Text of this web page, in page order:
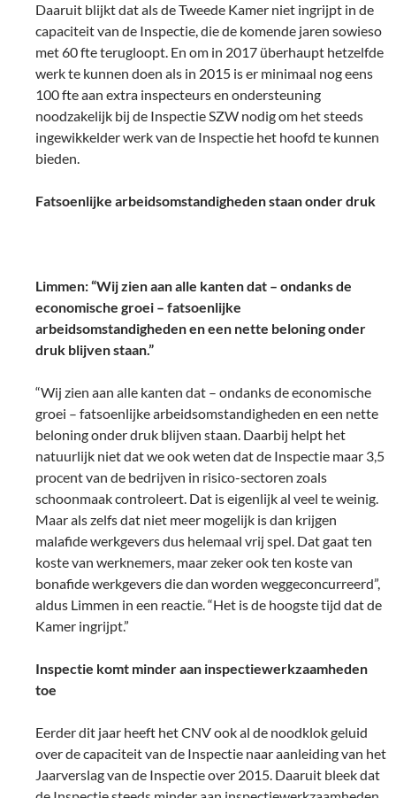
Daaruit blijkt dat als de Tweede Kamer niet ingrijpt in de
capaciteit van de Inspectie, die de komende jaren sowieso
met 60 fte terugloopt. En om in 2017 überhaupt hetzelfde
werk te kunnen doen als in 2015 is er minimaal nog eens
100 fte aan extra inspecteurs en ondersteuning
noodzakelijk bij de Inspectie SZW nodig om het steeds
ingewikkelder werk van de Inspectie het hoofd te kunnen
bieden.
Fatsoenlijke arbeidsomstandigheden staan onder druk
Limmen: “Wij zien aan alle kanten dat – ondanks de
economische groei – fatsoenlijke
arbeidsomstandigheden en een nette beloning onder
druk blijven staan.”
“Wij zien aan alle kanten dat – ondanks de economische
groei – fatsoenlijke arbeidsomstandigheden en een nette
beloning onder druk blijven staan. Daarbij helpt het
natuurlijk niet dat we ook weten dat de Inspectie maar 3,5
procent van de bedrijven in risico-sectoren zoals
schoonmaak controleert. Dat is eigenlijk al veel te weinig.
Maar als zelfs dat niet meer mogelijk is dan krijgen
malafide werkgevers dus helemaal vrij spel. Dat gaat ten
koste van werknemers, maar zeker ook ten koste van
bonafide werkgevers die dan worden weggeconcurreerd”,
aldus Limmen in een reactie. “Het is de hoogste tijd dat de
Kamer ingrijpt.”
Inspectie komt minder aan inspectiewerkzaamheden
toe
Eerder dit jaar heeft het CNV ook al de noodklok geluid
over de capaciteit van de Inspectie naar aanleiding van het
Jaarverslag van de Inspectie over 2015. Daaruit bleek dat